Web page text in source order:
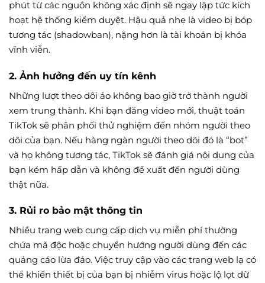
phút từ các nguồn không xác định sẽ ngay lập tức kích
hoạt hệ thống kiểm duyệt. Hậu quả nhẹ là video bị bóp
tương tác (shadowban), nặng hơn là tài khoản bị khóa
vĩnh viễn.
2. Ảnh hưởng đến uy tín kênh
Những lượt theo dõi ảo không bao giờ trở thành người
xem trung thành. Khi bạn đăng video mới, thuật toán
TikTok sẽ phân phối thử nghiệm đến nhóm người theo
dõi của bạn. Nếu hàng ngàn người theo dõi đó là “bot”
và họ không tương tác, TikTok sẽ đánh giá nội dung của
bạn kém hấp dẫn và không đề xuất đến người dùng
thật nữa.
3. Rủi ro bảo mật thông tin
Nhiều trang web cung cấp dịch vụ miễn phí thường
chứa mã độc hoặc chuyển hướng người dùng đến các
quảng cáo lừa đảo. Việc truy cập vào các trang web lạ có
thể khiến thiết bị của bạn bị nhiễm virus hoặc lộ lọt dữ